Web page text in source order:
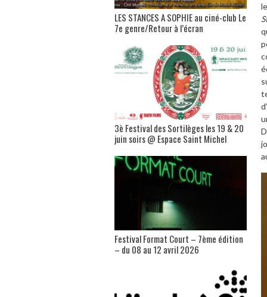
LES STANCES A SOPHIE au ciné-club Le
7e genre/Retour à l’écran
3è Festival des Sortilèges les 19 & 20
juin soirs @ Espace Saint Michel
Festival Format Court – 7ème édition
– du 08 au 12 avril 2026